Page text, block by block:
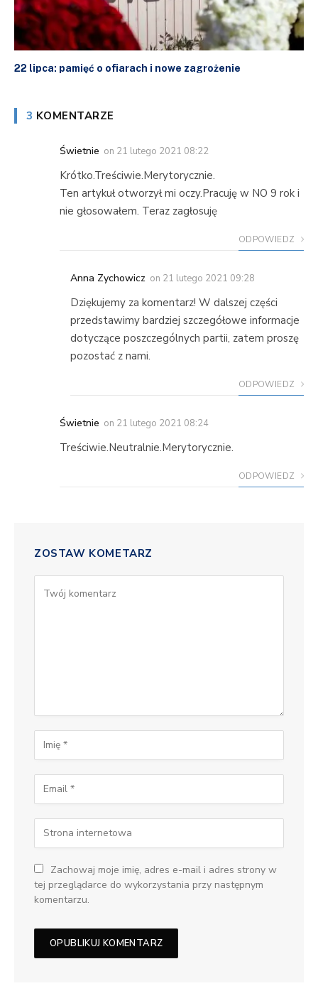
22 lipca: pamięć o ofiarach i nowe zagrożenie
3 KOMENTARZE
Świetnie on 21 lutego 2021 08:22
Krótko.Treściwie.Merytorycznie.
Ten artykuł otworzył mi oczy.Pracuję w NO 9 rok i
nie głosowałem. Teraz zagłosuję
ODPOWIEDZ
Anna Zychowicz on 21 lutego 2021 09:28
Dziękujemy za komentarz! W dalszej części
przedstawimy bardziej szczegółowe informacje
dotyczące poszczególnych partii, zatem proszę
pozostać z nami.
ODPOWIEDZ
Świetnie on 21 lutego 2021 08:24
Treściwie.Neutralnie.Merytorycznie.
ODPOWIEDZ
ZOSTAW KOMETARZ
Zachowaj moje imię, adres e-mail i adres strony w
tej przeglądarce do wykorzystania przy następnym
komentarzu.